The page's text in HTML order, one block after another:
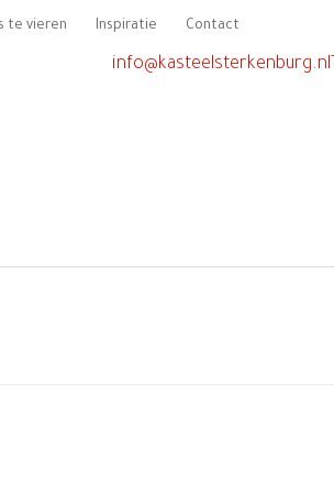
te vieren Inspiratie Contact
info@kasteelsterkenburg.nl